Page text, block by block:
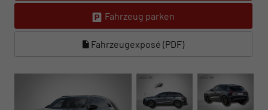
Fahrzeug parken
Fahrzeugexposé (PDF)